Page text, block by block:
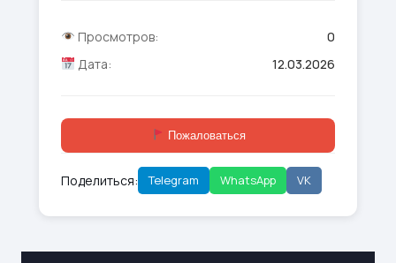
Просмотров:
0
Дата:
12.03.2026
Пожаловаться
Поделиться: Telegram WhatsApp VK